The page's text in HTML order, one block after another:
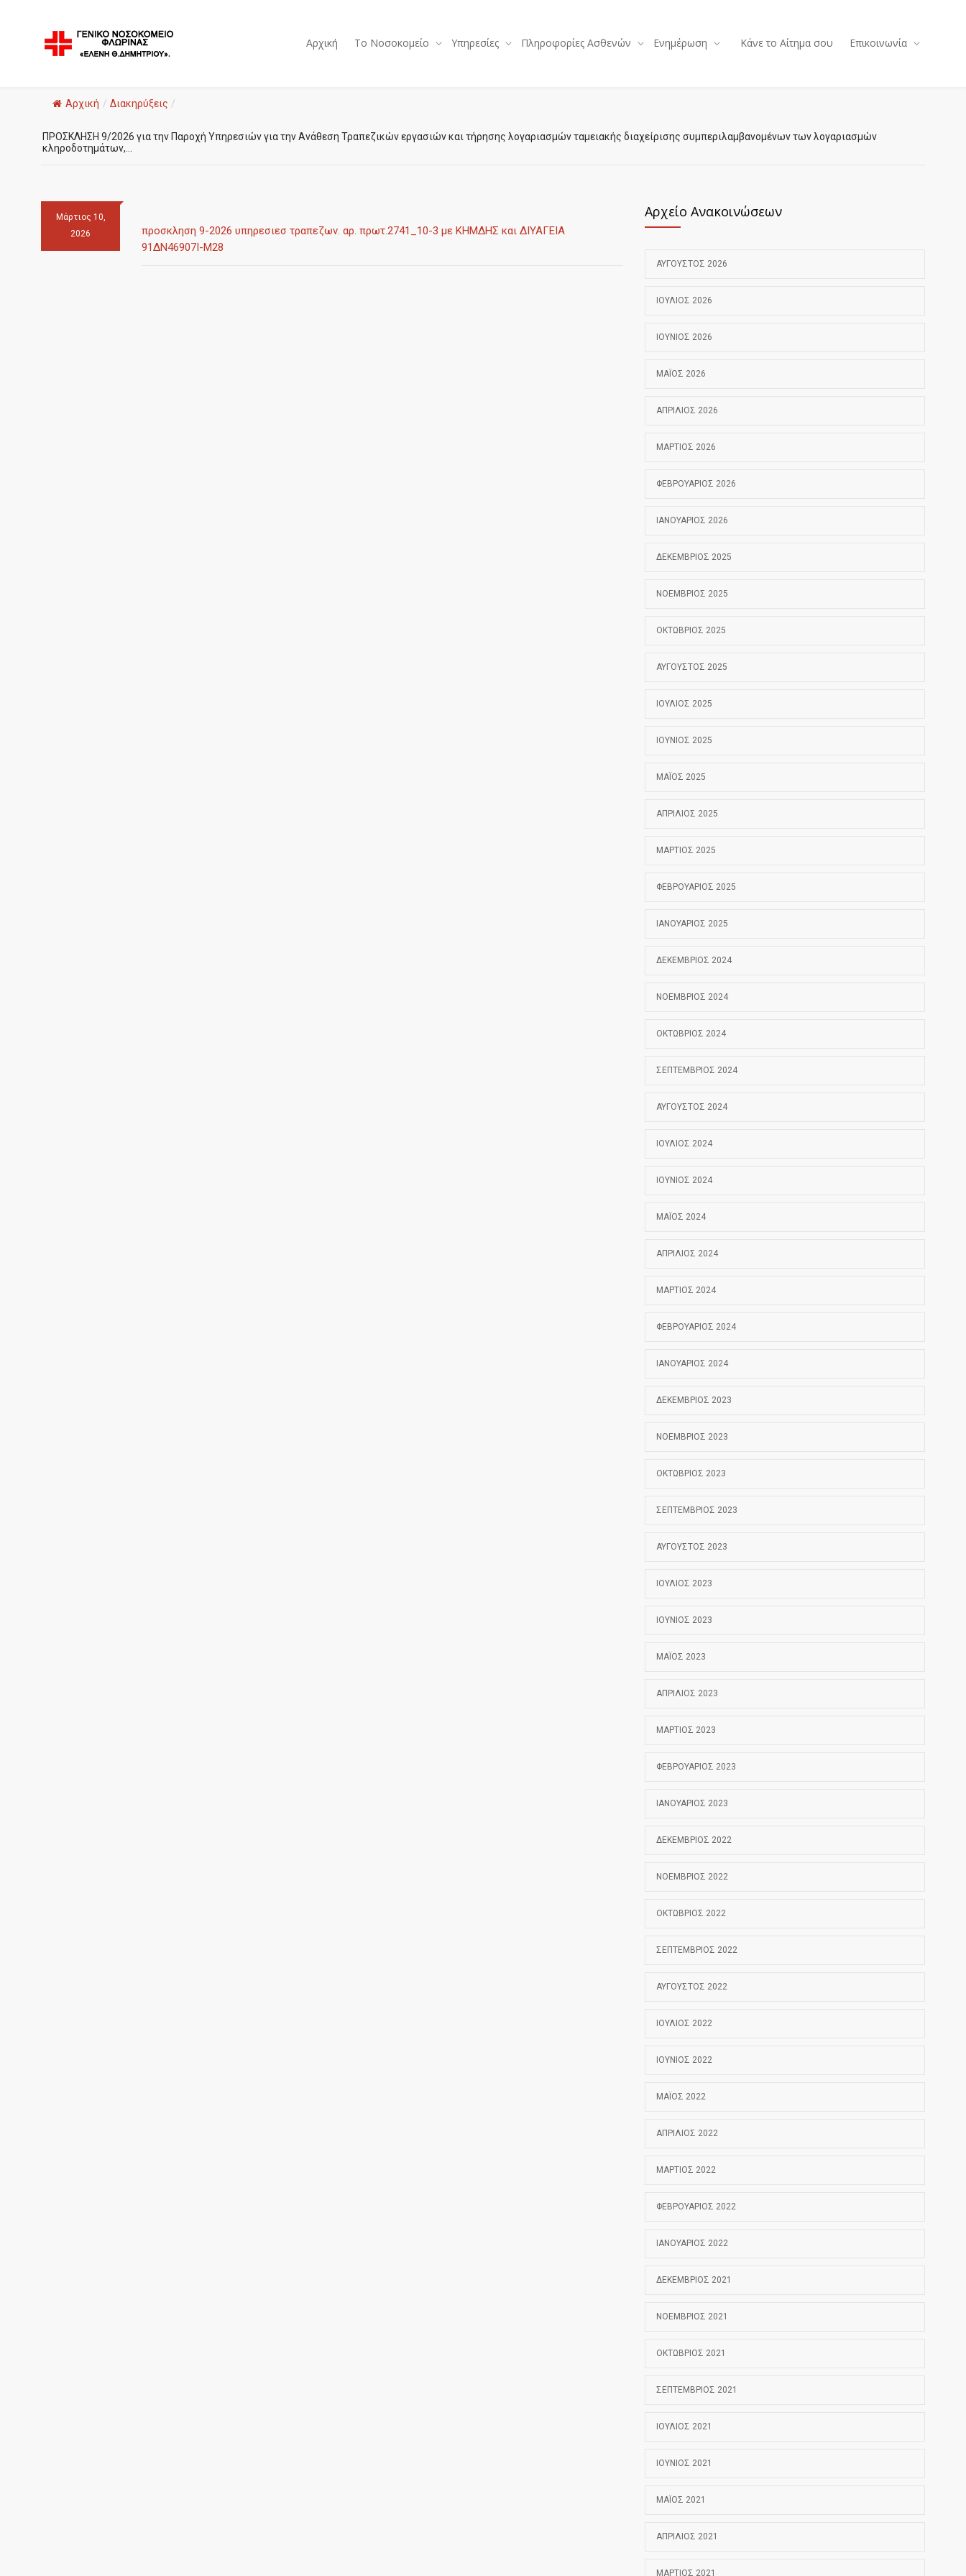
Αρχική Το Νοσοκομείο Υπηρεσίες Πληροφορίες Ασθενών Ενημέρωση Κάνε το Αίτημα σου Επικοινωνία
Αρχική / Διακηρύξεις /
ΠΡΟΣΚΛΗΣΗ 9/2026 για την Παροχή Υπηρεσιών για την Ανάθεση Τραπεζικών εργασιών και τήρησης λογαριασμών ταμειακής διαχείρισης συμπεριλαμβανομένων των λογαριασμών
κληροδοτημάτων,...
Μάρτιος 10,
2026
προσκληση 9-2026 υπηρεσιεσ τραπεζων. αρ. πρωτ.2741_10-3 με ΚΗΜΔΗΣ και ΔΙΥΑΓΕΙΑ
91ΔΝ46907Ι-Μ28
Αρχείο Ανακοινώσεων
ΑΎΓΟΥΣΤΟΣ 2026
ΙΟΎΛΙΟΣ 2026
ΙΟΎΝΙΟΣ 2026
ΜΆΙΟΣ 2026
ΑΠΡΊΛΙΟΣ 2026
ΜΆΡΤΙΟΣ 2026
ΦΕΒΡΟΥΆΡΙΟΣ 2026
ΙΑΝΟΥΆΡΙΟΣ 2026
ΔΕΚΈΜΒΡΙΟΣ 2025
ΝΟΈΜΒΡΙΟΣ 2025
ΟΚΤΏΒΡΙΟΣ 2025
ΑΎΓΟΥΣΤΟΣ 2025
ΙΟΎΛΙΟΣ 2025
ΙΟΎΝΙΟΣ 2025
ΜΆΙΟΣ 2025
ΑΠΡΊΛΙΟΣ 2025
ΜΆΡΤΙΟΣ 2025
ΦΕΒΡΟΥΆΡΙΟΣ 2025
ΙΑΝΟΥΆΡΙΟΣ 2025
ΔΕΚΈΜΒΡΙΟΣ 2024
ΝΟΈΜΒΡΙΟΣ 2024
ΟΚΤΏΒΡΙΟΣ 2024
ΣΕΠΤΈΜΒΡΙΟΣ 2024
ΑΎΓΟΥΣΤΟΣ 2024
ΙΟΎΛΙΟΣ 2024
ΙΟΎΝΙΟΣ 2024
ΜΆΙΟΣ 2024
ΑΠΡΊΛΙΟΣ 2024
ΜΆΡΤΙΟΣ 2024
ΦΕΒΡΟΥΆΡΙΟΣ 2024
ΙΑΝΟΥΆΡΙΟΣ 2024
ΔΕΚΈΜΒΡΙΟΣ 2023
ΝΟΈΜΒΡΙΟΣ 2023
ΟΚΤΏΒΡΙΟΣ 2023
ΣΕΠΤΈΜΒΡΙΟΣ 2023
ΑΎΓΟΥΣΤΟΣ 2023
ΙΟΎΛΙΟΣ 2023
ΙΟΎΝΙΟΣ 2023
ΜΆΙΟΣ 2023
ΑΠΡΊΛΙΟΣ 2023
ΜΆΡΤΙΟΣ 2023
ΦΕΒΡΟΥΆΡΙΟΣ 2023
ΙΑΝΟΥΆΡΙΟΣ 2023
ΔΕΚΈΜΒΡΙΟΣ 2022
ΝΟΈΜΒΡΙΟΣ 2022
ΟΚΤΏΒΡΙΟΣ 2022
ΣΕΠΤΈΜΒΡΙΟΣ 2022
ΑΎΓΟΥΣΤΟΣ 2022
ΙΟΎΛΙΟΣ 2022
ΙΟΎΝΙΟΣ 2022
ΜΆΙΟΣ 2022
ΑΠΡΊΛΙΟΣ 2022
ΜΆΡΤΙΟΣ 2022
ΦΕΒΡΟΥΆΡΙΟΣ 2022
ΙΑΝΟΥΆΡΙΟΣ 2022
ΔΕΚΈΜΒΡΙΟΣ 2021
ΝΟΈΜΒΡΙΟΣ 2021
ΟΚΤΏΒΡΙΟΣ 2021
ΣΕΠΤΈΜΒΡΙΟΣ 2021
ΙΟΎΛΙΟΣ 2021
ΙΟΎΝΙΟΣ 2021
ΜΆΙΟΣ 2021
ΑΠΡΊΛΙΟΣ 2021
ΜΆΡΤΙΟΣ 2021